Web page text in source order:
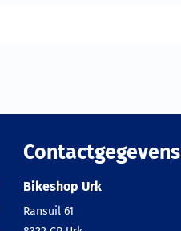
Contactgegevens
Bikeshop Urk
Ransuil 61